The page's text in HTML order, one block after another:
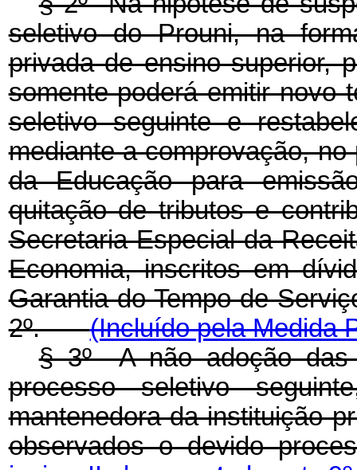
seletivo do Prouni, na
privada de ensino superior,
somente poderá emitir novo
seletivo seguinte e
mediante a comprovação,
da Educação para
quitação de tributos e
Secretaria Especial da
Economia, inscritos em
Garantia do Tempo de
2º.(Incluído pela Medida
§ 3º A não adoção
processo seletivo
mantenedora da instituição
observados o devido